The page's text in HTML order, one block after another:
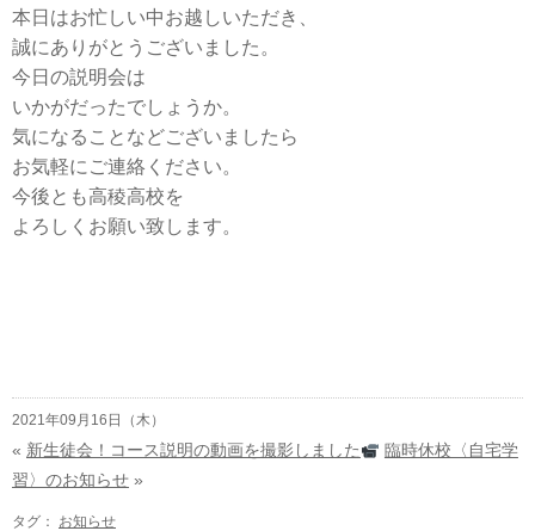
本日はお忙しい中お越しいただき、
誠にありがとうございました。
今日の説明会は
いかがだったでしょうか。
気になることなどございましたら
お気軽にご連絡ください。
今後とも高稜高校を
よろしくお願い致します。
2021年09月16日（木）
« 新生徒会！コース説明の動画を撮影しました
臨時休校〈自宅学
習〉のお知らせ »
タグ： お知らせ